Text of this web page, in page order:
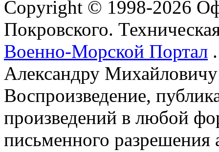
Copyright © 1998-2026
Покровского.
Военно-Морской Портал
Александру
Воспроизведение,
произведений в любой
письменного разрешения